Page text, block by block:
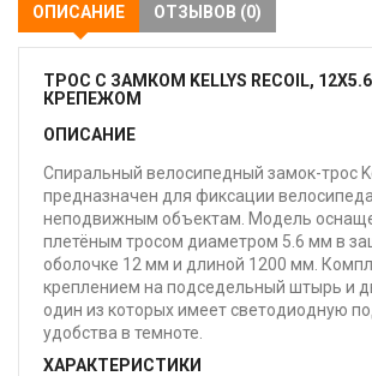
ОПИСАНИЕ ОТЗЫВОВ (0)
ТРОС С ЗАМКОМ KELLYS RECOIL,
КРЕПЕЖОМ
ОПИСАНИЕ
Спиральный велосипедный замок-трос
предназначен для фиксации
неподвижным объектам. Модель
плетёным тросом диаметром 5.6 мм в
оболочке 12 мм и длиной 1200 мм.
креплением на подседельный штырь и
один из которых имеет светодиодную
удобства в темноте.
ХАРАКТЕРИСТИКИ